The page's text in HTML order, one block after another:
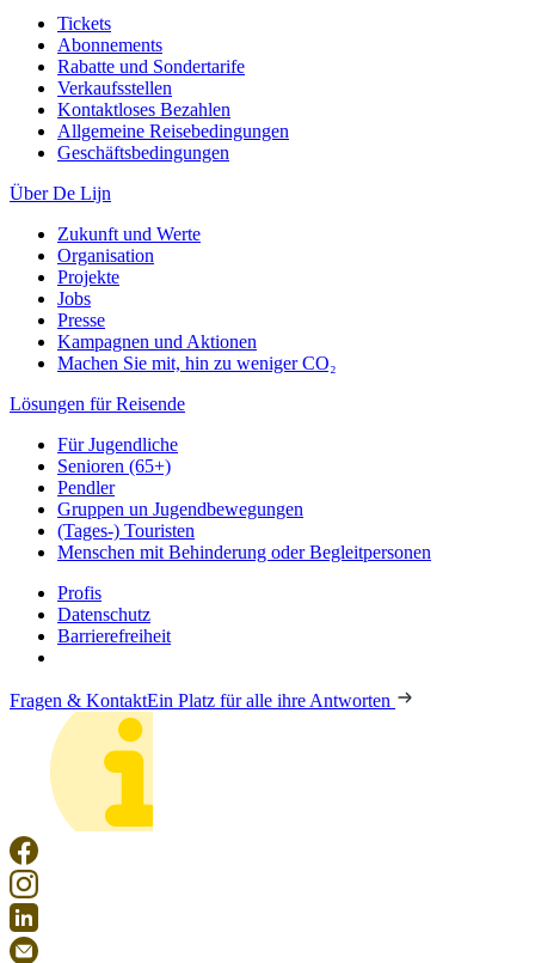
Tickets
Abonnements
Rabatte und Sondertarife
Verkaufsstellen
Kontaktloses Bezahlen
Allgemeine Reisebedingungen
Geschäftsbedingungen
Über De Lijn
Zukunft und Werte
Organisation
Projekte
Jobs
Presse
Kampagnen und Aktionen
Machen Sie mit, hin zu weniger CO₂
Lösungen für Reisende
Für Jugendliche
Senioren (65+)
Pendler
Gruppen un Jugendbewegungen
(Tages-) Touristen
Menschen mit Behinderung oder Begleitpersonen
Profis
Datenschutz
Barrierefreiheit
Fragen & KontaktEin Platz für alle ihre Antworten